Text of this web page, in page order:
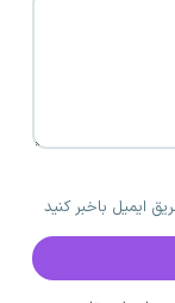
ایمیل باخبر کنید